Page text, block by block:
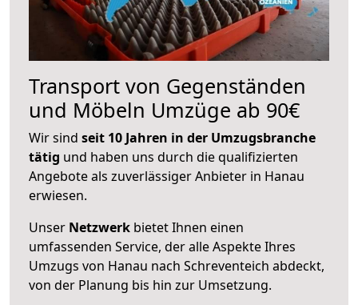
Transport von Gegenständen
und Möbeln Umzüge ab 90€
Wir sind seit 10 Jahren in der Umzugsbranche
tätig und haben uns durch die qualifizierten
Angebote als zuverlässiger Anbieter in Hanau
erwiesen.
Unser Netzwerk bietet Ihnen einen
umfassenden Service, der alle Aspekte Ihres
Umzugs von Hanau nach Schreventeich abdeckt,
von der Planung bis hin zur Umsetzung.